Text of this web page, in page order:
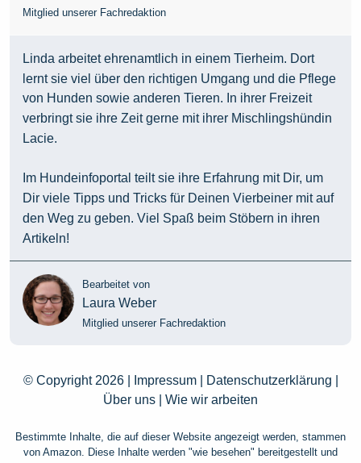
Mitglied unserer Fachredaktion
Linda arbeitet ehrenamtlich in einem Tierheim. Dort
lernt sie viel über den richtigen Umgang und die Pflege
von Hunden sowie anderen Tieren. In ihrer Freizeit
verbringt sie ihre Zeit gerne mit ihrer Mischlingshündin
Lacie.
Im Hundeinfoportal teilt sie ihre Erfahrung mit Dir, um
Dir viele Tipps und Tricks für Deinen Vierbeiner mit auf
den Weg zu geben. Viel Spaß beim Stöbern in ihren
Artikeln!
Bearbeitet von
Laura Weber
Mitglied unserer Fachredaktion
© Copyright 2026 | Impressum| Datenschutzerklärung
Über uns
Wie wir arbeiten
Bestimmte Inhalte, die auf dieser Website angezeigt werden, stammen
von Amazon. Diese Inhalte werden "wie besehen" bereitgestellt und